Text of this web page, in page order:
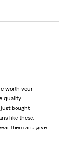
worth your
quality
just bought
like these.
them and give